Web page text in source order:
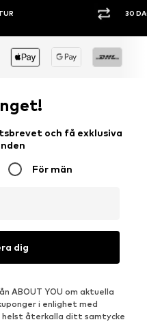
30
och få exklusiva
För män
dig
ABOUT YOU om aktuella
i enlighet med
helst återkalla ditt samtycke